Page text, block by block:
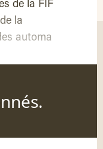
de la FIF
la
automa